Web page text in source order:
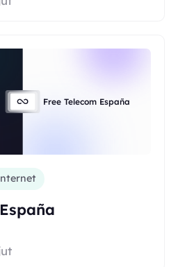
Free Telecom España